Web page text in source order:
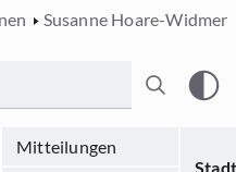
Susanne Hoare-Widmer
Mitteilungen
Stadt